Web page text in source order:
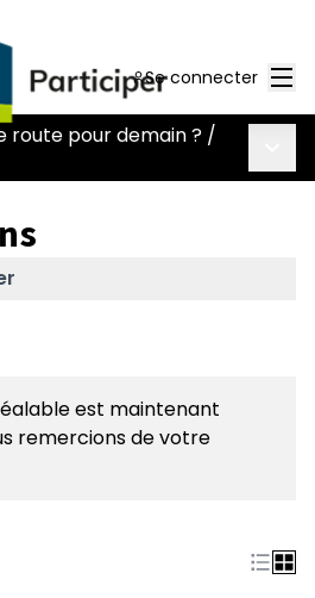
Se connecter
route pour demain ? /
est maintenant
remercions de votre